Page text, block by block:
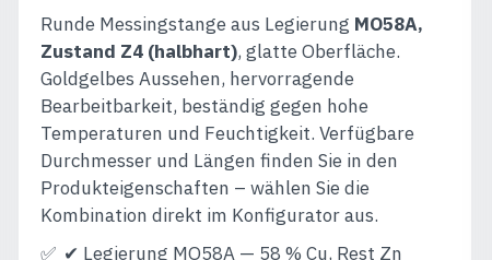
Runde Messingstange aus Legierung MO58A,
Zustand Z4 (halbhart), glatte Oberfläche.
Goldgelbes Aussehen, hervorragende
Bearbeitbarkeit, beständig gegen hohe
Temperaturen und Feuchtigkeit. Verfügbare
Durchmesser und Längen finden Sie in den
Produkteigenschaften – wählen Sie die
Kombination direkt im Konfigurator aus.
✔ Legierung MO58A — 58 % Cu, Rest Zn